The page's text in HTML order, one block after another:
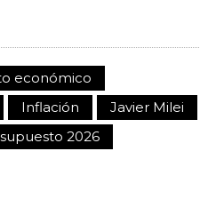
económico
Inflación
Javier Milei
2026